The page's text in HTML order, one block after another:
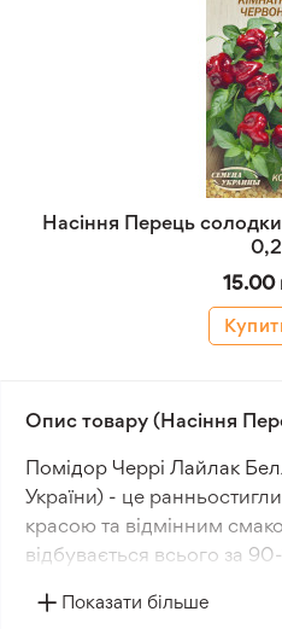
Насіння Перець
15.00
Опис товару (Насіння
Помідор Черрі Лайлак
України) - це
красою та відмінним
відбувається всього за
Показати більше